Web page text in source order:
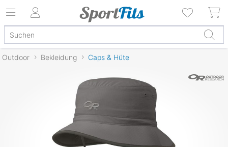
Outdoor Bekleidung Caps & Hüte